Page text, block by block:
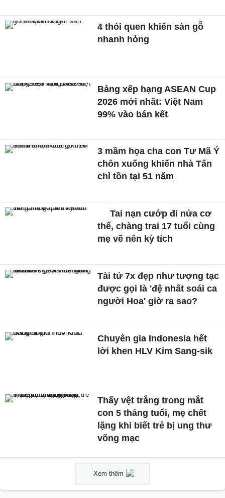
4 thói quen khiến sàn gỗ
nhanh hỏng
Bảng xếp hạng ASEAN Cup
2026 mới nhất: Việt Nam
99% vào bán kết
3 mầm họa cha con Tư Mã Ý
chôn xuống khiến nhà Tấn
chỉ tồn tại 51 năm
Tai nạn cướp đi nửa cơ
thể, chàng trai 17 tuổi cùng
mẹ vẽ nên kỳ tích
Tài tử 7x đẹp như tượng tạc
được gọi là 'đệ nhất soái ca
người Hoa' giờ ra sao?
Chuyên gia Indonesia hết
lời khen HLV Kim Sang-sik
Thấy vệt trắng trong mắt
con 5 tháng tuổi, mẹ chết
lặng khi biết trẻ bị ung thư
võng mạc
Xem thêm